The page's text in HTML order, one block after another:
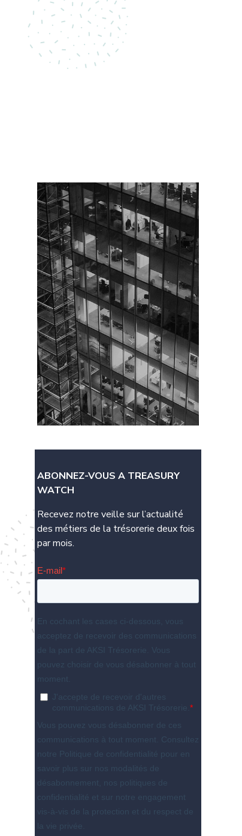
ABONNEZ-VOUS A TREASURY
WATCH
Recevez notre veille sur l’actualité
des métiers de la trésorerie deux fois
par mois.